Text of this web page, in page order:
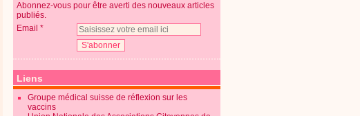
Abonnez-vous pour être averti des nouveaux articles
publiés.
Email
Liens
Groupe médical suisse de réflexion sur les
vaccins